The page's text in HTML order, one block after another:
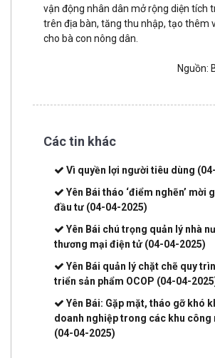
vận động nhân dân mở rộng diện tích
trên địa bàn, tăng thu nhập, tạo thêm
cho bà con nông dân.
Nguồn:
Các tin khác
Vì quyền lợi người tiêu dùng
Yên Bái tháo ‘điểm nghẽn’ mời
đầu tư (04-04-2025)
Yên Bái chú trọng quản lý nhà
thương mại điện tử (04-04-2025)
Yên Bái quản lý chặt chẽ quy
triển sản phẩm OCOP (04-04-
Yên Bái: Gặp mặt, tháo gỡ khó
doanh nghiệp trong các khu công
(04-04-2025)